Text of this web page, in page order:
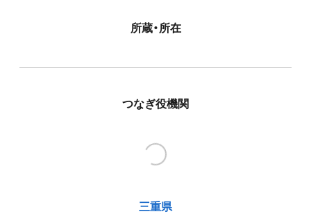
所蔵・所在
つなぎ役機関
三重県